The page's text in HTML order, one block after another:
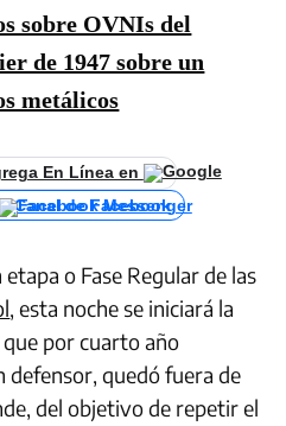
sobre OVNIs del
de 1947 sobre un
metálicos
En Línea en
Canal de Facebook
o Fase Regular de las
, esta noche se iniciará la
que por cuarto año
defensor, quedó fuera de
del objetivo de repetir el